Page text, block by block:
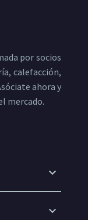
por socios
calefacción,
ahora y
mercado.